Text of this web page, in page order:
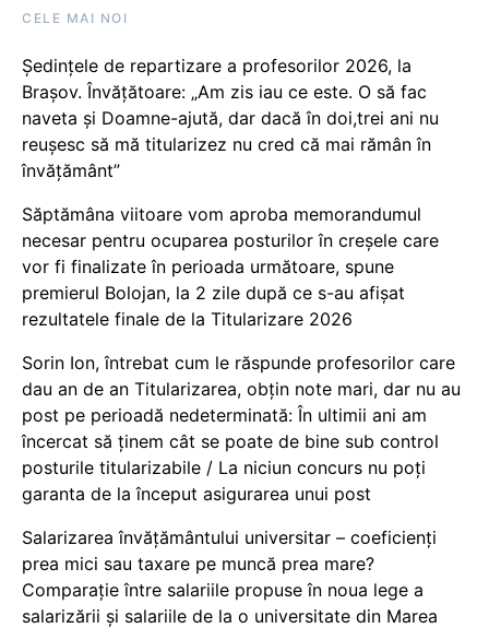
CELE MAI NOI
Ședințele de repartizare a profesorilor 2026, la
Brașov. Învățătoare: „Am zis iau ce este. O să fac
naveta și Doamne-ajută, dar dacă în doi,trei ani nu
reușesc să mă titularizez nu cred că mai rămân în
învățământ”
Săptămâna viitoare vom aproba memorandumul
necesar pentru ocuparea posturilor în creșele care
vor fi finalizate în perioada următoare, spune
premierul Bolojan, la 2 zile după ce s-au afișat
rezultatele finale de la Titularizare 2026
Sorin Ion, întrebat cum le răspunde profesorilor care
dau an de an Titularizarea, obțin note mari, dar nu au
post pe perioadă nedeterminată: În ultimii ani am
încercat să ținem cât se poate de bine sub control
posturile titularizabile / La niciun concurs nu poți
garanta de la început asigurarea unui post
Salarizarea învățământului universitar – coeficienți
prea mici sau taxare pe muncă prea mare?
Comparație între salariile propuse în noua lege a
salarizării și salariile de la o universitate din Marea